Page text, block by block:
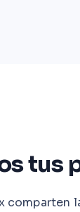
tus
comparten